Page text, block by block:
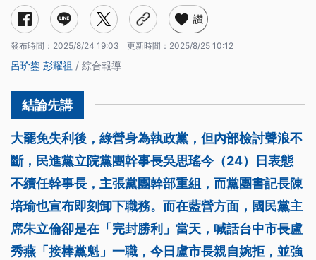
讚
發布時間： 2025/8/24 19:03 更新時間： 2025/8/25 10:12
呂玠鋆 彭耀祖 / 綜合報導
大罷免失利後，綠營身為執政黨，但內部檢討聲浪不
斷，民進黨立院黨團幹事長吳思瑤今（24）日表態
不續任幹事長，主張黨團幹部重組，而黨團書記長陳
培瑜也宣布即刻卸下職務。而在藍營方面，國民黨主
席朱立倫卻是在「完封勝利」當天，喊話台中市長盧
秀燕「接棒黨魁」一職，今日盧市長親自婉拒，並強